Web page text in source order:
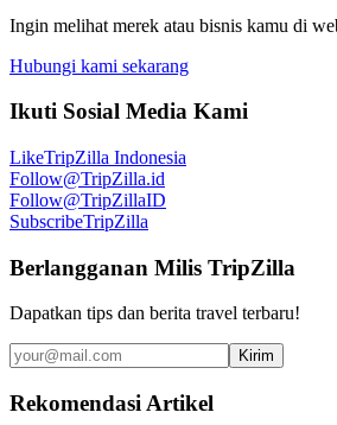
Ingin melihat merek atau bisnis kamu di
Hubungi kami sekarang
Ikuti Sosial Media Kami
LikeTripZilla Indonesia
Follow@TripZilla.id
Follow@TripZillaID
SubscribeTripZilla
Berlangganan Milis TripZilla
Dapatkan tips dan berita travel terbaru!
Kirim
Rekomendasi Artikel